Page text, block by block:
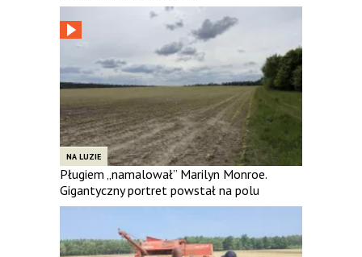
NA LUZIE
Pługiem „namalował” Marilyn Monroe.
Gigantyczny portret powstał na polu